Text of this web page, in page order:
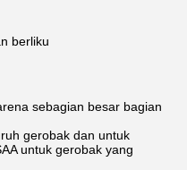
berliku
sebagian besar bagian
gerobak dan untuk
untuk gerobak yang